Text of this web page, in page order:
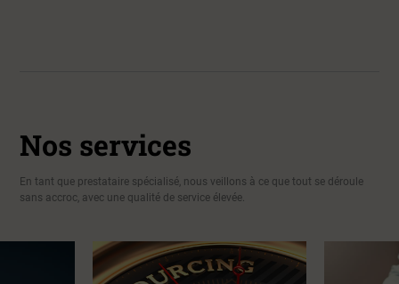
Nos services
En tant que prestataire spécialisé, nous veillons à ce que tout se déroule
sans accroc, avec une qualité de service élevée.